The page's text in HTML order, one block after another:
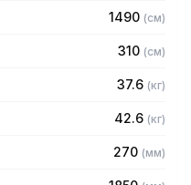
нержавеющей стали
с шагом 120
1490 (см)
310 (см)
37.6 (кг)
42.6 (кг)
270 (мм)